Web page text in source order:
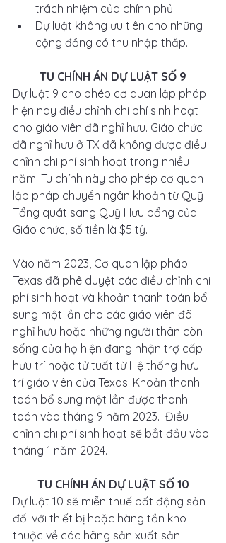
trách nhiệm của chính phủ.
Dự luật không ưu tiên cho những
cộng đồng có thu nhập thấp.
TU CHÍNH ÁN DỰ LUẬT SỐ 9
Dự luật 9 cho phép cơ quan lập pháp
hiện nay điều chỉnh chi phí sinh hoạt
cho giáo viên đã nghỉ hưu. Giáo chức
đã nghỉ hưu ở TX đã không được điều
chỉnh chi phí sinh hoạt trong nhiều
năm. Tu chính này cho phép cơ quan
lập pháp chuyển ngân khoản từ Quỹ
Tổng quát sang Quỹ Hưu bổng của
Giáo chức, số tiền là $5 tỷ.
Vào năm 2023, Cơ quan lập pháp
Texas đã phê duyệt các điều chỉnh chi
phí sinh hoạt và khoản thanh toán bổ
sung một lần cho các giáo viên đã
nghỉ hưu hoặc những người thân còn
sống của họ hiện đang nhận trợ cấp
hưu trí hoặc tử tuất từ ​​Hệ thống hưu
trí giáo viên của Texas. Khoản thanh
toán bổ sung một lần được thanh
toán vào tháng 9 năm 2023.  Điều
chỉnh chi phí sinh hoạt sẽ bắt đầu vào
tháng 1 năm 2024.
TU CHÍNH ÁN DỰ LUẬT SỐ 10
Dự luật 10 sẽ miễn thuế bất động sản
đối với thiết bị hoặc hàng tồn kho
thuộc về các hãng sản xuất sản